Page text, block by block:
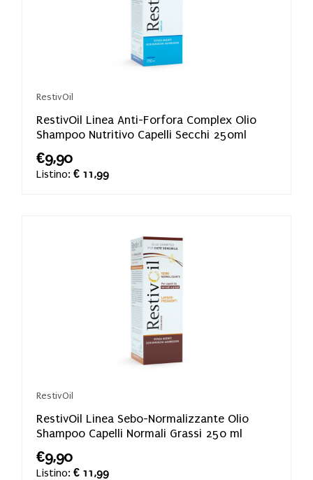
RestivOil
RestivOil Linea Anti-Forfora Complex Olio
Shampoo Nutritivo Capelli Secchi 250ml
€9,90
Listino: € 11,99
RestivOil
RestivOil Linea Sebo-Normalizzante Olio
Shampoo Capelli Normali Grassi 250 ml
€9,90
Listino: € 11,99